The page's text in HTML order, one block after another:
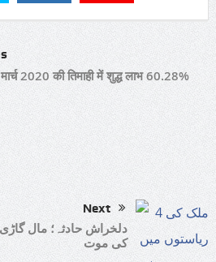
2020 की तिमाही में शुद्ध लाभ 60.28%
Next
کی موت